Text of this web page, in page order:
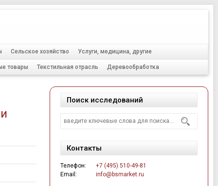
Сельское хозяйство Услуги, медицина, другие
товары Текстильная отрасль Деревообработка
Поиск исследований
Контакты
Телефон:
+7 (495) 510-49-81
Email:
info@bsmarket.ru